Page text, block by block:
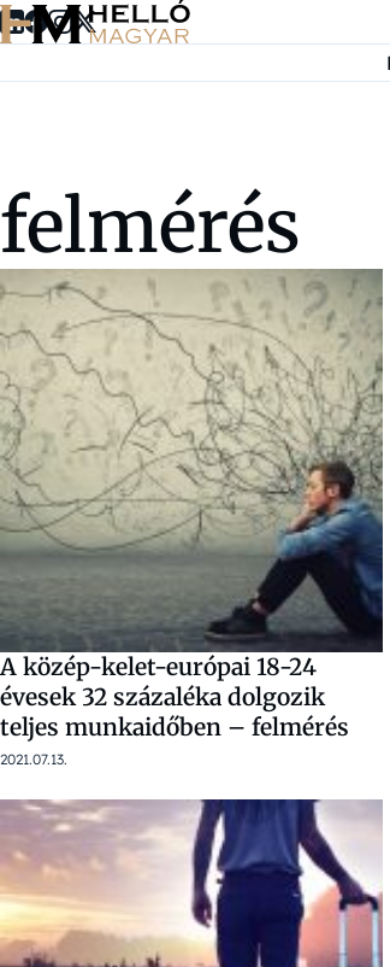
Ugrás a tartalomra
felmérés
A közép-kelet-európai 18-24
évesek 32 százaléka dolgozik
teljes munkaidőben – felmérés
2021.07.13.